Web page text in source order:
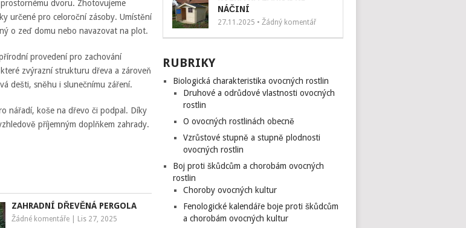
dvoru. Zhotovujeme
určené pro celoroční zásoby. Umístění
o zeď domu nebo navazovat na plot.
provedení pro zachování
zvýrazní strukturu dřeva a zároveň
dešti, sněhu i slunečnímu záření.
nářadí, koše na dřevo či podpal. Díky
příjemným doplňkem zahrady.
ZAHRADNÍ DŘEVĚNÁ PERGOLA
Žádné komentáře Lis 27, 2025
NÁČINÍ
27.11.2025 • Žádný komentář
RUBRIKY
Biologická charakteristika ovocných rostlin
Druhové a odrůdové vlastnosti ovocných
rostlin
O ovocných rostlinách obecně
Vzrůstové stupně a stupně plodnosti
ovocných rostlin
Boj proti škůdcům a chorobám ovocných
rostlin
Choroby ovocných kultur
Fenologické kalendáře boje proti škůdcům
a chorobám ovocných kultur